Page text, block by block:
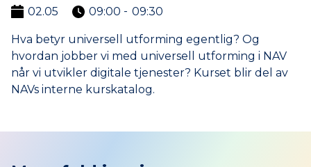
02.05
09:00
09:30
Hva betyr universell utforming egentlig? Og
hvordan jobber vi med universell utforming i NAV
når vi utvikler digitale tjenester? Kurset blir del av
NAVs interne kurskatalog.